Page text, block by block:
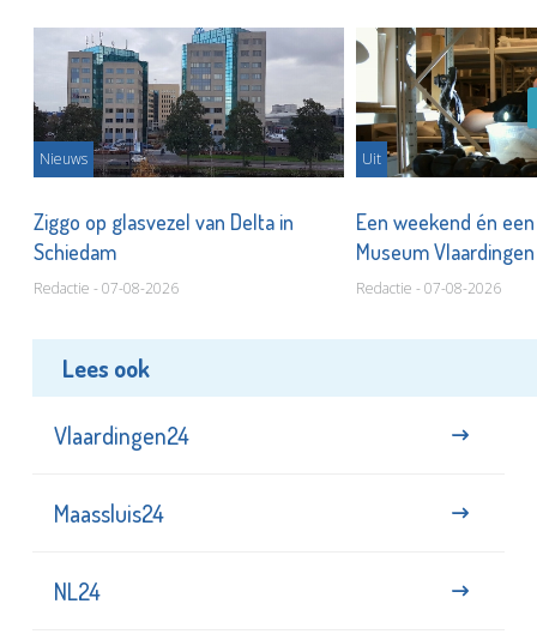
Nieuws
Ziggo op glasvezel van Delta in
Schiedam
Redactie - 07-08-2026
Uit
Een weekend én
Museum
Redactie - 07-08-2026
Lees ook
Vlaardingen24
Maassluis24
NL24